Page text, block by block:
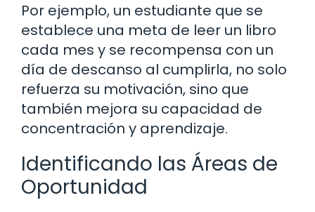
Por ejemplo, un estudiante que se
establece una meta de leer un libro
cada mes y se recompensa con un
día de descanso al cumplirla, no solo
refuerza su motivación, sino que
también mejora su capacidad de
concentración y aprendizaje.
Identificando las Áreas de
Oportunidad